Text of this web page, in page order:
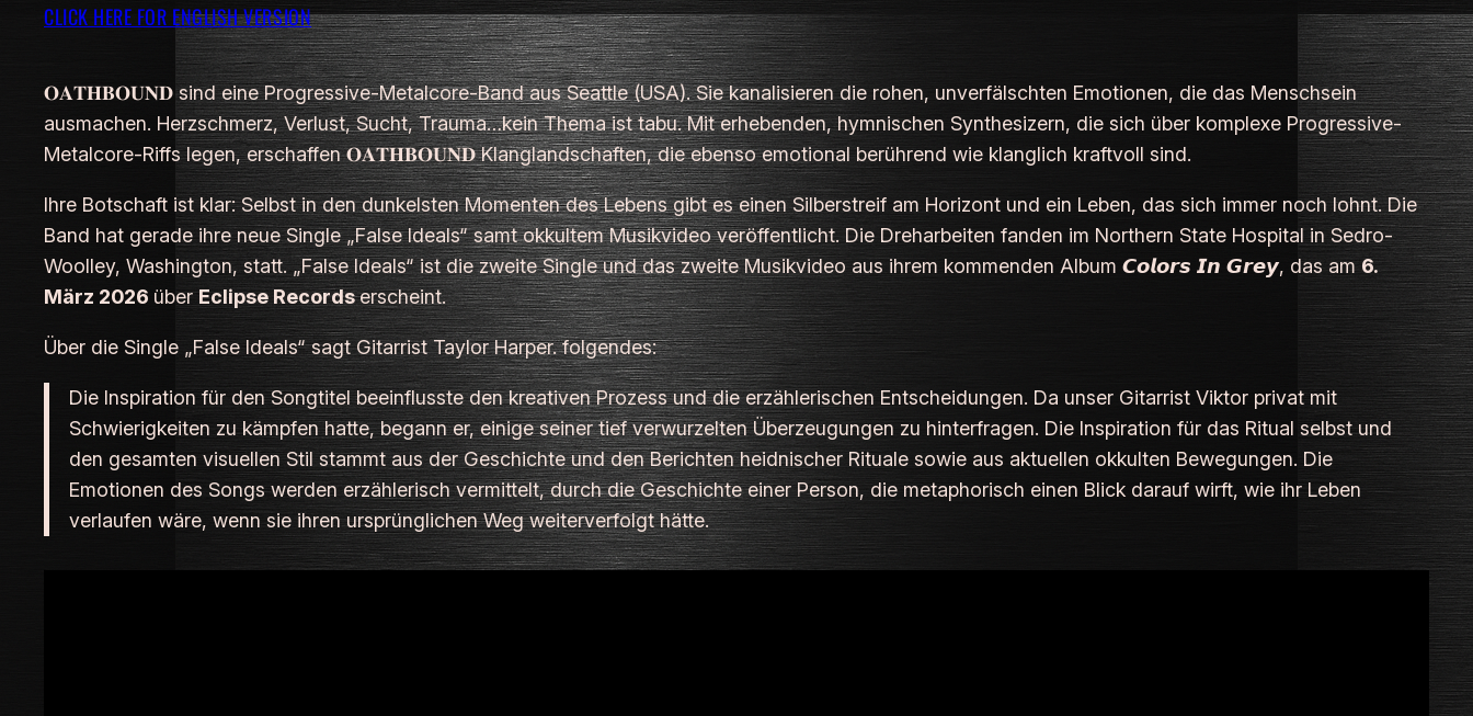
CLICK HERE FOR ENGLISH VERSION
𝐎𝐀𝐓𝐇𝐁𝐎𝐔𝐍𝐃 sind eine Progressive-Metalcore-Band aus Seattle (USA). Sie kanalisieren die rohen, unverfälschten Emotionen, die das Menschsein
ausmachen. Herzschmerz, Verlust, Sucht, Trauma…kein Thema ist tabu. Mit erhebenden, hymnischen Synthesizern, die sich über komplexe Progressive-
Metalcore-Riffs legen, erschaffen 𝐎𝐀𝐓𝐇𝐁𝐎𝐔𝐍𝐃 Klanglandschaften, die ebenso emotional berührend wie klanglich kraftvoll sind.
Ihre Botschaft ist klar: Selbst in den dunkelsten Momenten des Lebens gibt es einen Silberstreif am Horizont und ein Leben, das sich immer noch lohnt. Die
Band hat gerade ihre neue Single „False Ideals“ samt okkultem Musikvideo veröffentlicht. Die Dreharbeiten fanden im Northern State Hospital in Sedro-
Woolley, Washington, statt. „False Ideals“ ist die zweite Single und das zweite Musikvideo aus ihrem kommenden Album 𝘾𝙤𝙡𝙤𝙧𝙨 𝙄𝙣 𝙂𝙧𝙚𝙮, das am 6.
März 2026 überEclipse Recordserscheint.
Über die Single „False Ideals“ sagt GitarristTaylor Harper.folgendes:
Die Inspiration für den Songtitel beeinflusste den kreativen Prozess und die erzählerischen Entscheidungen. Da unser Gitarrist Viktor privat mit
Schwierigkeiten zu kämpfen hatte, begann er, einige seiner tief verwurzelten Überzeugungen zu hinterfragen. Die Inspiration für das Ritual selbst und
den gesamten visuellen Stil stammt aus der Geschichte und den Berichten heidnischer Rituale sowie aus aktuellen okkulten Bewegungen. Die
Emotionen des Songs werden erzählerisch vermittelt, durch die Geschichte einer Person, die metaphorisch einen Blick darauf wirft, wie ihr Leben
verlaufen wäre, wenn sie ihren ursprünglichen Weg weiterverfolgt hätte.